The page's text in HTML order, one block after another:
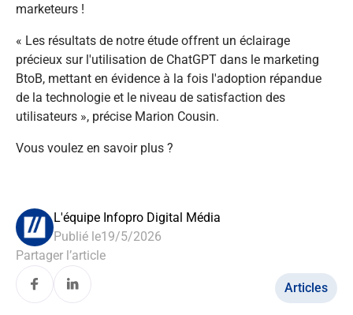
marketeurs !
« Les résultats de notre étude offrent un éclairage
précieux sur l'utilisation de ChatGPT dans le marketing
BtoB, mettant en évidence à la fois l'adoption répandue
de la technologie et le niveau de satisfaction des
utilisateurs », précise Marion Cousin.
Vous voulez en savoir plus ?
L'équipe Infopro Digital Média
Publié le19/5/2026
Partager l’article
Articles